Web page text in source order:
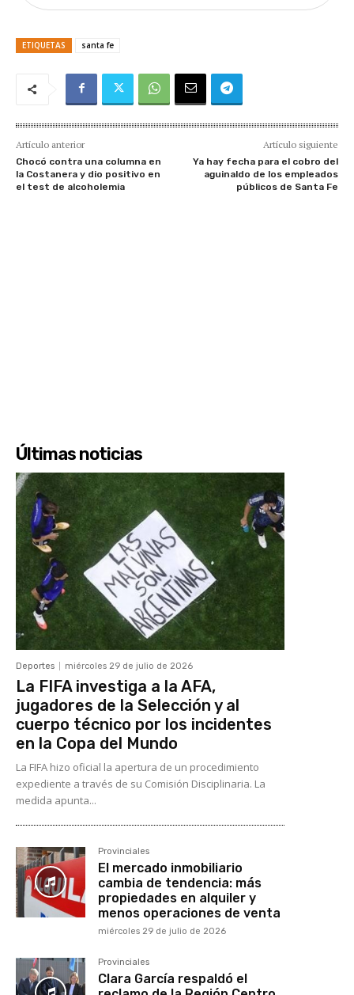
ETIQUETAS santa fe
Artículo anterior
Chocó contra una columna en
la Costanera y dio positivo en
el test de alcoholemia
Artículo siguiente
Ya hay fecha para el cobro del
aguinaldo de los empleados
públicos de Santa Fe
Últimas noticias
Deportes miércoles 29 de julio de 2026
La FIFA investiga a la AFA,
jugadores de la Selección y al
cuerpo técnico por los incidentes
en la Copa del Mundo
La FIFA hizo oficial la apertura de un procedimiento
expediente a través de su Comisión Disciplinaria. La
medida apunta...
Provinciales
El mercado inmobiliario
cambia de tendencia: más
propiedades en alquiler y
menos operaciones de venta
miércoles 29 de julio de 2026
Provinciales
Clara García respaldó el